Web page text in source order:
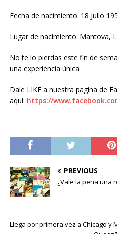
Fecha de nacimiento: 18 Julio
Lugar de nacimiento: Mantova,
No te lo pierdas este fin de
una experiencia única.
Dale LIKE a nuestra pagina de
aqui: https://
PREVIOUS
¿Vale la pena una
Llega por primera vez a Chicago y